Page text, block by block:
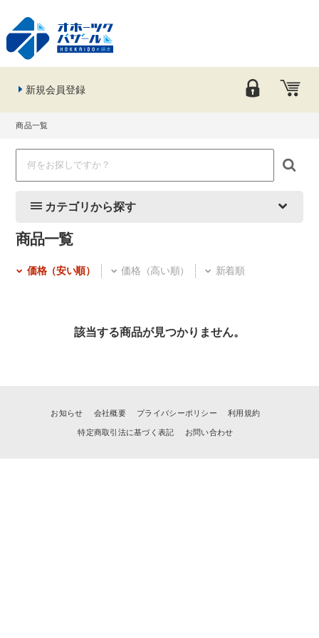
新規会員登録
商品一覧
カテゴリから探す
商品一覧
価格（安い順） 価格（高い順） 新着順
該当する商品が見つかりません。
お知らせ 会社概要 プライバシーポリシー 利用規約
特定商取引法に基づく表記 お問い合わせ